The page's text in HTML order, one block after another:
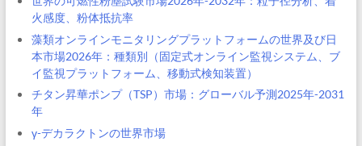
火感度、粉体抵抗率
藻類オンラインモニタリングプラットフォームの世界及び日
本市場2026年：種類別（固定式オンライン監視システム、ブ
イ監視プラットフォーム、移動式検知装置）
チタン昇華ポンプ（TSP）市場：グローバル予測2025年-2031
年
γ-デカラクトンの世界市場